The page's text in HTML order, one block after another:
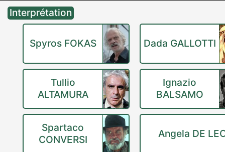
Interprétation
Spyros FOKAS Dada GALLOTTI
Tullio
ALTAMURA
Ignazio
BALSAMO
Spartaco
CONVERSI
Angela DE